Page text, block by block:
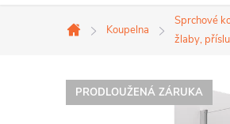
Domů
Koupelna
Sprchové
žlaby,
PRODLOUŽENÁ ZÁRUKA